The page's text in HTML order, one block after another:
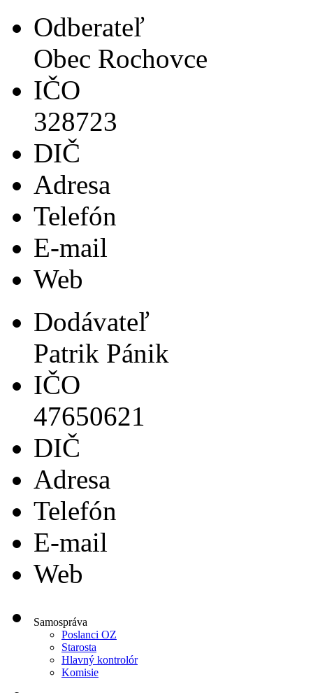
Odberateľ
Obec Rochovce
IČO
328723
DIČ
Adresa
Telefón
E-mail
Web
Dodávateľ
Patrik Pánik
IČO
47650621
DIČ
Adresa
Telefón
E-mail
Web
Samospráva
Poslanci OZ
Starosta
Hlavný kontrolór
Komisie